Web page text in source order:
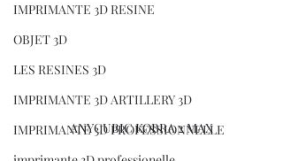
IMPRIMANTE 3D RESINE
OBJET 3D
LES RESINES 3D
IMPRIMANTE 3D ARTILLERY 3D
IMPRIMANTE 3D PROFESSIONNELLE
ANYCUBIC KOBRA 2 MAX